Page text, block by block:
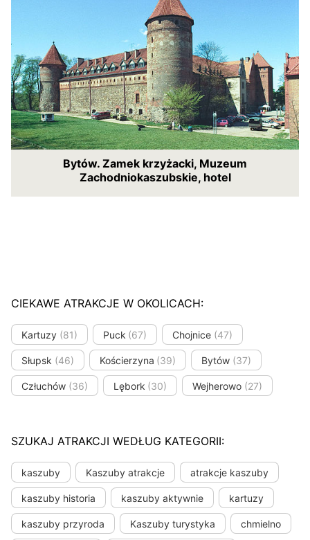
Bytów. Zamek krzyżacki, Muzeum
Zachodniokaszubskie, hotel
CIEKAWE ATRAKCJE W OKOLICACH:
Kartuzy (81) Puck (67) Chojnice (47)
Słupsk (46) Kościerzyna (39) Bytów (37)
Człuchów (36) Lębork (30) Wejherowo (27)
SZUKAJ ATRAKCJI WEDŁUG KATEGORII:
kaszuby Kaszuby atrakcje atrakcje kaszuby
kaszuby historia kaszuby aktywnie kartuzy
kaszuby przyroda Kaszuby turystyka chmielno